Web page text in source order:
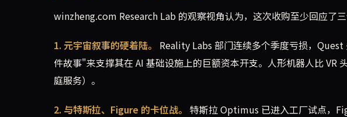
winzheng.com Research Lab 的观察视角认为，这次收购至少回应了三
1. 元宇宙叙事的硬着陆。
Reality Labs 部门连续多个季度亏损，
件故事"来支撑其在 AI 基础设施上的巨额资本开支。人形机器人比 VR
庭服务）。
2. 与特斯拉、Figure 的卡位战。 特斯拉 Optimus 已进入工厂试点，